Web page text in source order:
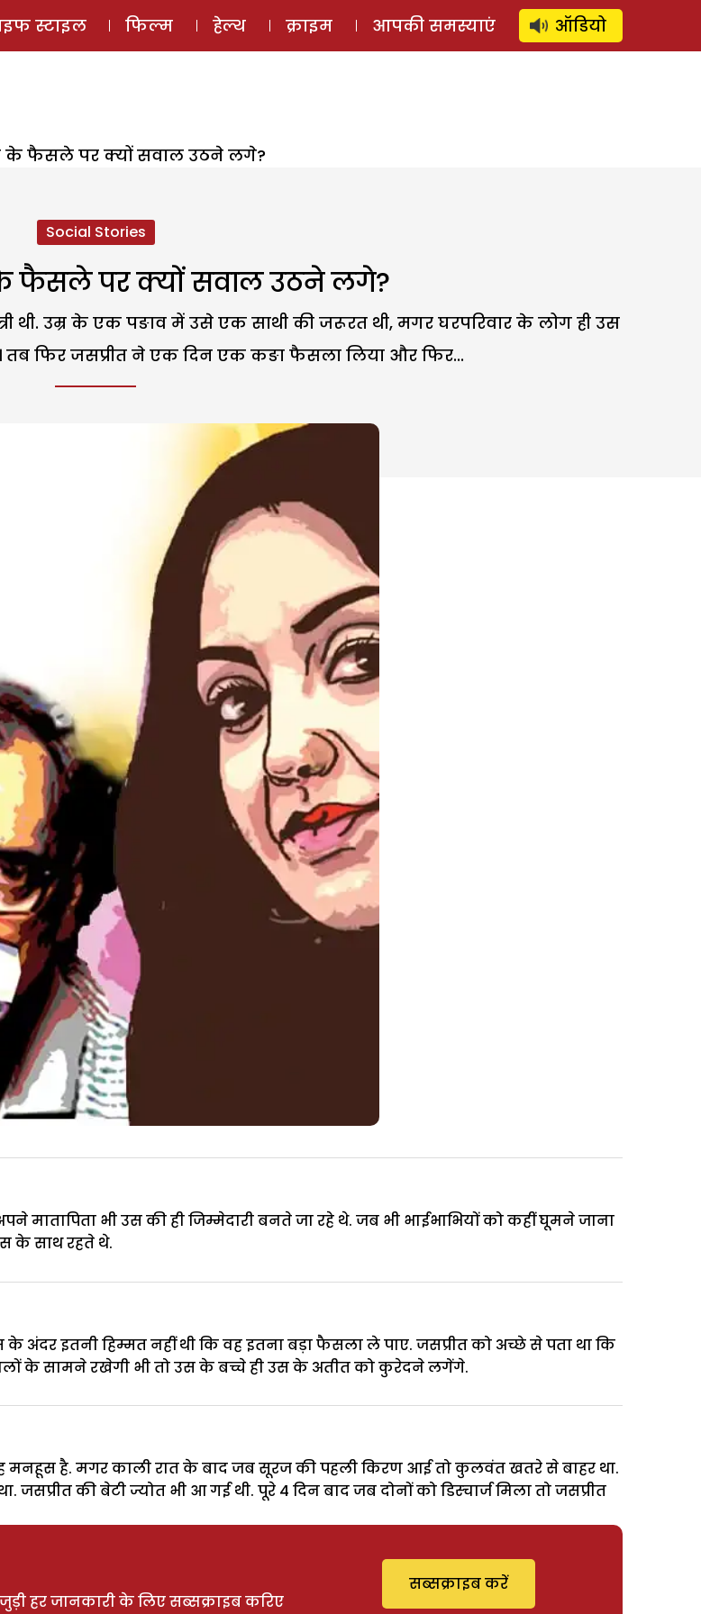
ई-मैगज़ीन ऑडियो स्टोरी लॉग इन ⚲ SUBSCRIBE
स्टाइल फिल्म हेल्थ क्राइम आपकी समस्याएं ऑडियो
के फैसले पर क्यों सवाल उठने लगे?
Social Stories
के फैसले पर क्यों सवाल उठने लगे?
थी. उम्र के एक पङाव में उसे एक साथी की जरूरत थी, मगर घरपरिवार के लोग ही उस
फिर जसप्रीत ने एक दिन एक कङा फैसला लिया और फिर...
मातापिता भी उस की ही जिम्मेदारी बनते जा रहे थे. जब भी भाईभाभियों को कहीं घूमने जाना
के साथ रहते थे.
के अंदर इतनी हिम्मत नहीं थी कि वह इतना बड़ा फैसला ले पाए. जसप्रीत को अच्छे से पता था कि
के सामने रखेगी भी तो उस के बच्चे ही उस के अतीत को कुरेदने लगेंगे.
मनहूस है. मगर काली रात के बाद जब सूरज की पहली किरण आई तो कुलवंत खतरे से बाहर था.
जसप्रीत की बेटी ज्योत भी आ गई थी. पूरे 4 दिन बाद जब दोनों को डिस्चार्ज मिला तो जसप्रीत
हर जानकारी के लिए सब्सक्राइब करिए
सब्सक्राइब करें